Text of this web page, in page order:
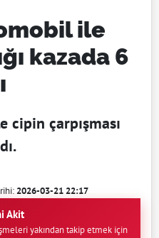
ile
kazada 6
cipin çarpışması
2026-03-21 22:17
Akit
yakından takip etmek için